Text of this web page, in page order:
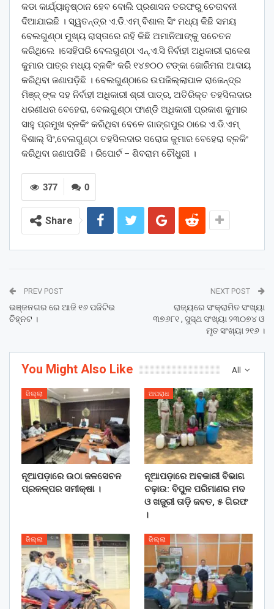
କଡା କାର୍ଯ୍ୟାନୁଷ୍ଠାନ ହେବ ବୋଲି ପ୍ରଶାସନ ତରଫରୁ ଚେତାବନୀ
ଦିଆଯାଇଛି । ସ୍ୱତନ୍ତ୍ର ଏ.ଡି.ଏମ୍ ବିଶାଲ ସିଂ ମଧ୍ୟ କିଛି ସମୟ
ବେଲଗୁଣ୍ଠା ମୁଖ୍ୟ ରାସ୍ତାରେ ରହି କିଛି ଅମାନିଆଙ୍କୁ ସଚେତନ
କରିଥିଲେ ।ସେହିପରି ବେଲଗୁଣ୍ଠା ଏନ୍.ଏ.ସି ନିର୍ବାହୀ ଅଧିକାରୀ ରାକେଶ
କୁମାର ପାତ୍ର ମଧ୍ୟ ବ୍ଳକିଂ କରି ୧୪୭୦୦ ଟଙ୍କା ଜୋରିମନା ଆଦାୟ
କରିଥିବା ଜଣାପଡ଼ିଛି । ବେଲଗୁଣ୍ଠାରେ ଉପଜିଲ୍ଲାପାଳ ରାଜେନ୍ଦ୍ର
ମିଞ୍ଜ୍ ଙ୍କ ସହ ନିର୍ବାହୀ ଅଧିକାରୀ ଶ୍ରୀ ପାତ୍ର, ଅତିରିକ୍ତ ତହସିଲଦାର
ଧରଣୀଧର ବେହେରା, ବେଲଗୁଣ୍ଠା ଫାଣ୍ଡି ଅଧିକାରୀ ପ୍ରକାଶ କୁମାର
ସାହୁ ପ୍ରମୁଖ ବ୍ଳକିଂ କରିଥିବା ବେଳେ ଗାଙ୍ଗପୁର ଠାରେ ଏ.ଡି.ଏମ୍
ବିଶାଲ୍ ସିଂ,ବେଲଗୁଣ୍ଠା ତହସିଲଦାର ସରୋଜ କୁମାର ବେହେରା ବ୍ଳକିଂ
କରିଥିବା ଜଣାପଡିଛି । ରିପୋର୍ଟ – ଶିବରାମ ଚୌଧୁରୀ ।
0
377
Share
PREV POST
ଭଞ୍ଜନଗର ରେ ଆଜି ୧୬ ପଜିଟିଭ
ଚିହ୍ନଟ ।
NEXT POST
ରାଜ୍ୟରେ ସଂକ୍ରାମିତ ସଂଖ୍ୟା
୩୭୬୮୧ , ସୁସ୍ଥ ସଂଖ୍ୟା ୨୩୦୭୪ ଓ
ମୃତ ସଂଖ୍ୟା ୨୧୬ ।
All
You Might Also Like
ଜିଲ୍ଲା
ନୂଆପଡ଼ାରେ ଉଠା ଜଳସେଚନ
ପ୍ରକଳ୍ପର ସମୀକ୍ଷା ।
ଅପରାଧ
ନୂଆପଡ଼ାରେ ଅବକାରୀ ବିଭାଗ
ଚଢ଼ାଉ: ବିପୁଳ ପରିମାଣର ମଦ
ଓ ଖଜୁରୀ ତାଡ଼ି ଜବତ, ୫ ଗିରଫ
।
ଜିଲ୍ଲା ଜିଲ୍ଲା